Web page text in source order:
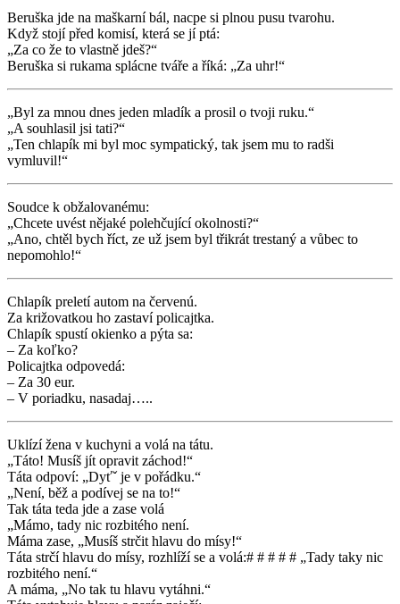
Beruška jde na maškarní bál, nacpe si plnou pusu tvarohu.
Když stojí před komisí, která se jí ptá:
„Za co že to vlastně jdeš?“
Beruška si rukama splácne tváře a říká: „Za uhr!“
„Byl za mnou dnes jeden mladík a prosil o tvoji ruku.“
„A souhlasil jsi tati?“
„Ten chlapík mi byl moc sympatický, tak jsem mu to radši
vymluvil!“
Soudce k obžalovanému:
„Chcete uvést nějaké polehčující okolnosti?“
„Ano, chtěl bych říct, ze už jsem byl třikrát trestaný a vůbec to
nepomohlo!“
Chlapík preletí autom na červenú.
Za križovatkou ho zastaví policajtka.
Chlapík spustí okienko a pýta sa:
– Za koľko?
Policajtka odpovedá:
– Za 30 eur.
– V poriadku, nasadaj…..
Uklízí žena v kuchyni a volá na tátu.
„Táto! Musíš jít opravit záchod!“
Táta odpoví: „Dyťˇ je v pořádku.“
„Není, běž a podívej se na to!“
Tak táta teda jde a zase volá
„Mámo, tady nic rozbitého není.
Máma zase, „Musíš strčit hlavu do mísy!“
Táta strčí hlavu do mísy, rozhlíží se a volá:# # # # # „Tady taky nic
rozbitého není.“
A máma, „No tak tu hlavu vytáhni.“